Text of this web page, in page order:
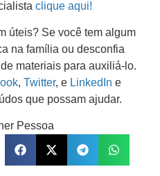
clique aqui!
úteis? Se você tem algum
na família ou desconfia
materiais para auxiliá-lo.
, Twitter, e LinkedIn e
que possam ajudar.
Pessoa